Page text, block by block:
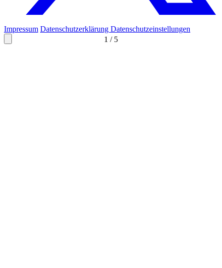
1 / 5
Impressum Datenschutzerklärung Datenschutzeinstellungen